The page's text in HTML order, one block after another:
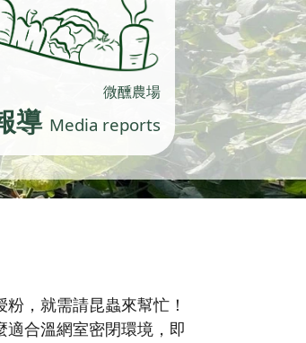
微醺農場
導 Media reports
，就需請昆蟲來幫忙！
合溫網室密閉環境，即